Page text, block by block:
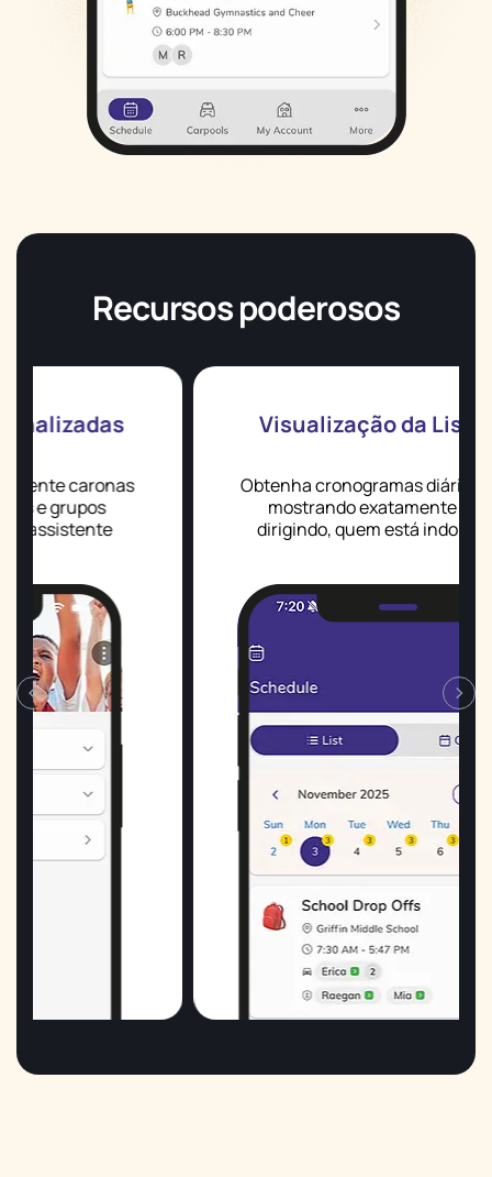
Recursos poderosos
Visualização da Lista Diária
Obtenha cronogramas diários
mostrando exatamente quem está
dirigindo, quem está indo, horários de
‹ ›